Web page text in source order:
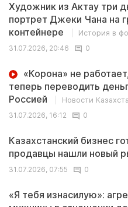
Художник из Актау три
портрет Джеки Чана на
контейнере
История в
31.07.2026, 20:46
0
«Корона» не
теперь переводить
Россией
Новости
31.07.2026, 16:12
0
Казахстанский бизнес
продавцы нашли новый
31.07.2026, 07:55
0
«Я тебя изнасилую»: